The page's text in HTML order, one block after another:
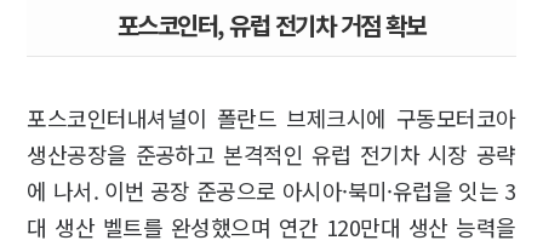
포스코인터, 유럽 전기차 거점 확보
포스코인터내셔널이 폴란드 브제크시에 구동모터코아
생산공장을 준공하고 본격적인 유럽 전기차 시장 공략
에 나서. 이번 공장 준공으로 아시아·북미·유럽을 잇는 3
대 생산 벨트를 완성했으며 연간 120만대 생산 능력을